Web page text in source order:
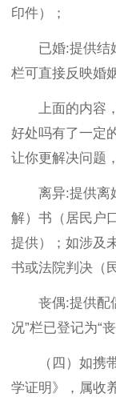
印件）；
已婚:提供结婚
栏可直接反映婚
上面的内容，
好处吗有了一定
让你更解决问题
离异:提供离婚
解）书（居民户
提供）；如涉及
书或法院判决（
丧偶:提供配偶
况”栏已登记为“
（四）如携带
学证明》，属收